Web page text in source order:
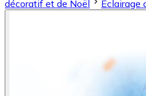
décoratif et de Noël
Éclairage